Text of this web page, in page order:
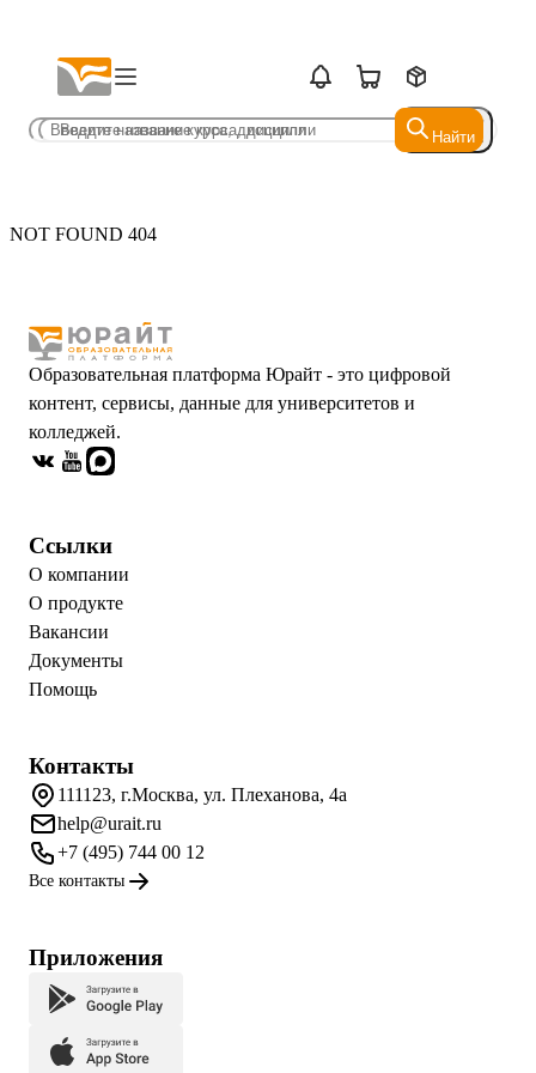
Найти
Найти
NOT FOUND 404
Образовательная платформа Юрайт - это цифровой
контент, сервисы, данные для университетов и
колледжей.
Ссылки
О компании
О продукте
Вакансии
Документы
Помощь
Контакты
111123, г.Москва, ул. Плеханова, 4а
help@urait.ru
+7 (495) 744 00 12
Все контакты
Приложения